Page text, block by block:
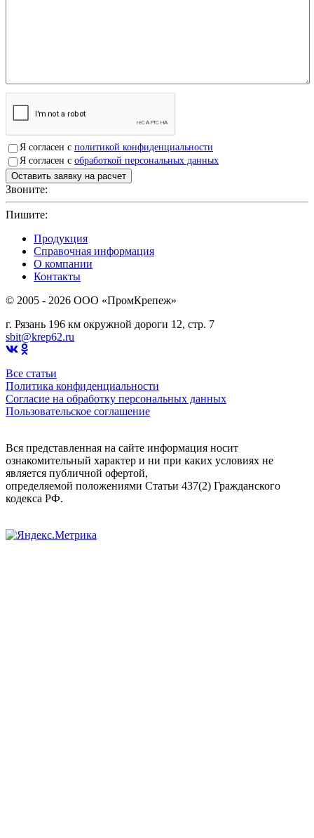
Я согласен с политикой конфиденциальности
Я согласен с обработкой персональных данных
Звоните:
Пишите:
Продукция
Справочная информация
О компании
Контакты
© 2005 - 2026 OOO «ПромКрепеж»
г. Рязань 196 км окружной дороги 12, стр. 7
sbit@krep62.ru
Все статьи
Политика конфиденциальности
Согласие на обработку персональных данных
Пользовательское соглашение
Вся представленная на сайте информация носит
ознакомительный характер и ни при каких условиях не
является публичной офертой,
определяемой положениями Статьи 437(2) Гражданского
кодекса РФ.